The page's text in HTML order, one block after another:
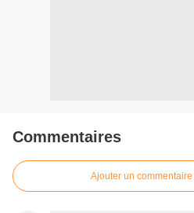
Commentaires
Ajouter un commentaire